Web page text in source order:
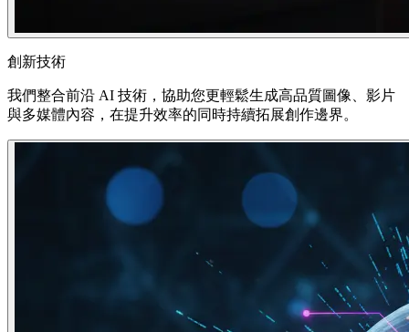
創新技術
我們整合前沿 AI 技術，協助您更輕鬆生成高品質圖像、影片
與多媒體內容，在提升效率的同時持續拓展創作邊界。